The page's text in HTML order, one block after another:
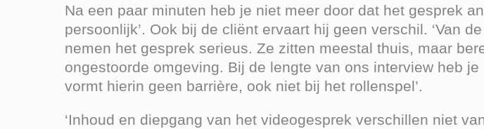
Na een paar minuten heb je niet meer door dat het gesprek
persoonlijk’. Ook bij de cliënt ervaart hij geen verschil. ‘Van
nemen het gesprek serieus. Ze zitten meestal thuis, maar
ongestoorde omgeving. Bij de lengte van ons interview heb
vormt hierin geen barrière, ook niet bij het rollenspel’.
‘Inhoud en diepgang van het videogesprek verschillen niet